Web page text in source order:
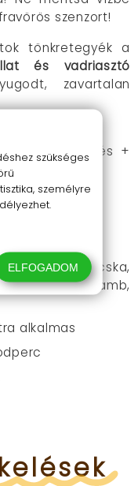
szenzort!
tönkretegyék a
és vadriasztó
zavartalan
(PIR) érzékelés +
nyest, macska,
madár, galamb,
alkalmas
szükséges
személyre
ELFOGADOM